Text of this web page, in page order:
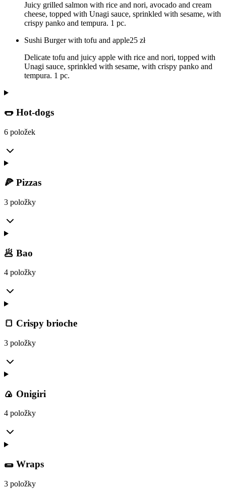
Juicy grilled salmon with rice and nori, avocado and cream
cheese, topped with Unagi sauce, sprinkled with sesame, with
crispy panko and tempura. 1 pc.
Sushi Burger with tofu and apple25 zł
Delicate tofu and juicy apple with rice and nori, topped with
Unagi sauce, sprinkled with sesame, with crispy panko and
tempura. 1 pc.
🌭 Hot-dogs
6 položek
🍕 Pizzas
3 položky
🥟 Bao
4 položky
🍞 Crispy brioche
3 položky
🍙 Onigiri
4 položky
🌯 Wraps
3 položky